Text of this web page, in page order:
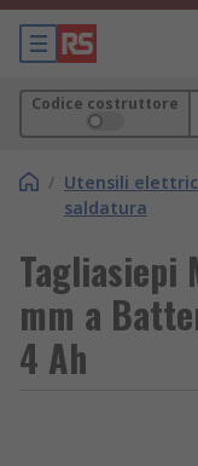
Codice costruttore
/ Utensili
saldatura
Tagliasiepi
mm a
4 Ah